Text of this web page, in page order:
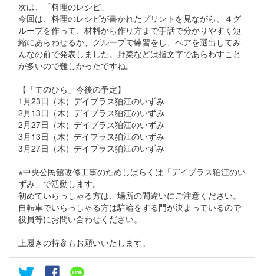
次は、「料理のレシピ」
今回は、料理のレシピが書かれたプリントを見ながら、４グ
ループを作って、材料から作り方まで手話で分かりやすく短
縮にあらわせるか、グループで練習をし、ペアを選出してみ
んなの前で発表しました。野菜などは指文字であらわすこと
が多いので難しかったですね。
【「てのひら」今後の予定】
1月23日（木）デイプラス狛江のいずみ
2月13日（木）デイプラス狛江のいずみ
2月27日（木）デイプラス狛江のいずみ
3月13日（木）デイプラス狛江のいずみ
3月27日（木）デイプラス狛江のいずみ
※中央公民館改修工事のためしばらくは「デイプラス狛江のい
ずみ」で活動します。
初めていらっしゃる方は、場所の間違いにご注意ください。
自転車でいらっしゃる方は駐輪をする門が決まっているので
役員等にお問い合わせください。
上履きの持参もお願いいたします。